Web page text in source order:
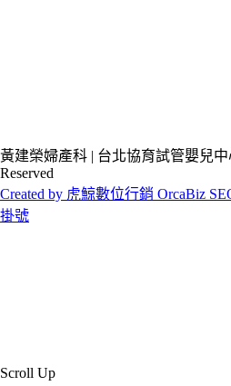
黃建榮婦產科 | 台北協育試管嬰兒
Reserved
Created by 虎鯨數位行銷 OrcaBiz
掛號
Scroll Up